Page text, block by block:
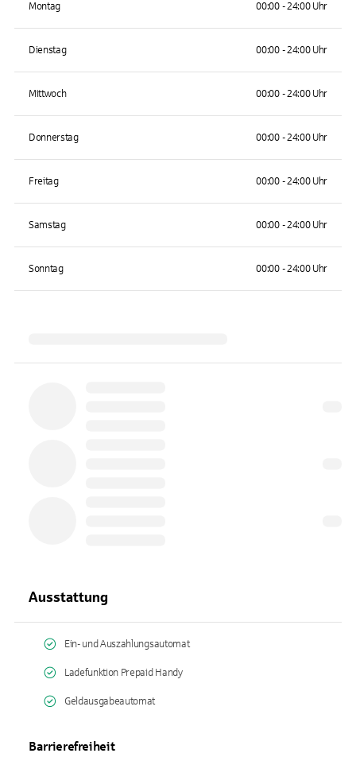
Montag 00:00 - 24:00 Uhr
Dienstag 00:00 - 24:00 Uhr
Mittwoch 00:00 - 24:00 Uhr
Donnerstag 00:00 - 24:00 Uhr
Freitag 00:00 - 24:00 Uhr
Samstag 00:00 - 24:00 Uhr
Sonntag 00:00 - 24:00 Uhr
Ausstattung
Ein- und Auszahlungsautomat
Ladefunktion Prepaid Handy
Geldausgabeautomat
Barrierefreiheit